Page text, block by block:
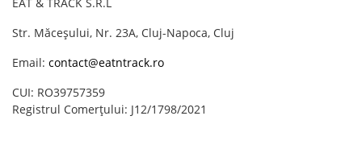
Str. Măceșului, Nr. 23A, Cluj-Napoca, Cluj
Email: contact@eatntrack.ro
CUI: RO39757359
Registrul Comerțului: J12/1798/2021